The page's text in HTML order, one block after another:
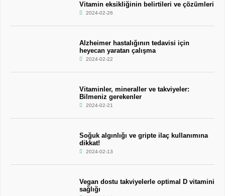
Vitamin eksikliğinin belirtileri ve çözümleri
2024-02-26
Alzheimer hastalığının tedavisi için
heyecan yaratan çalışma
2024-02-22
Vitaminler, mineraller ve takviyeler:
Bilmeniz gerekenler
2024-02-21
Soğuk algınlığı ve gripte ilaç kullanımına
dikkat!
2024-02-13
Vegan dostu takviyelerle optimal D vitamini
sağlığı